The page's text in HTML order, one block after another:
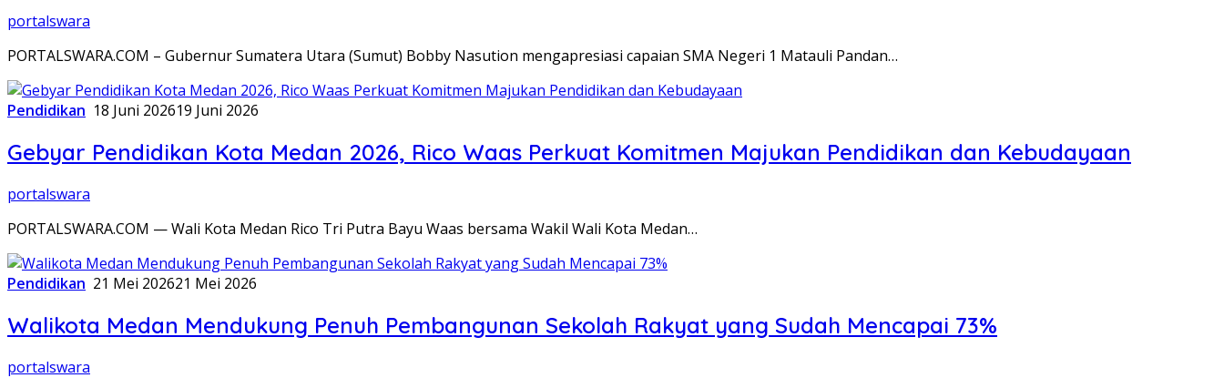
portalswara
PORTALSWARA.COM – Gubernur Sumatera Utara (Sumut) Bobby Nasution mengapresiasi capaian SMA Negeri 1 Matauli Pandan…
Pendidikan 18 Juni 202619 Juni 2026
Gebyar Pendidikan Kota Medan 2026, Rico Waas Perkuat Komitmen Majukan Pendidikan dan Kebudayaan
portalswara
PORTALSWARA.COM — Wali Kota Medan Rico Tri Putra Bayu Waas bersama Wakil Wali Kota Medan…
Pendidikan 21 Mei 202621 Mei 2026
Walikota Medan Mendukung Penuh Pembangunan Sekolah Rakyat yang Sudah Mencapai 73%
portalswara